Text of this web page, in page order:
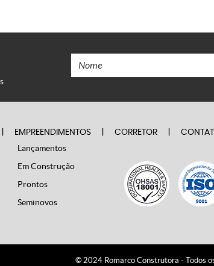
EMPREENDIMENTOS
Lançamentos
Em Construção
Prontos
Seminovos
CORRETOR
© 2024 Romarco Construtora - Todos